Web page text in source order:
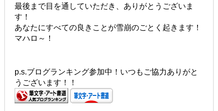
最後まで目を通していただき、ありがとうございま
す！
あなたにすべての良きことが雪崩のごとく起きます！
マハロ～！
p.s.ブログランキング参加中！いつもご協力ありがと
うございます！！